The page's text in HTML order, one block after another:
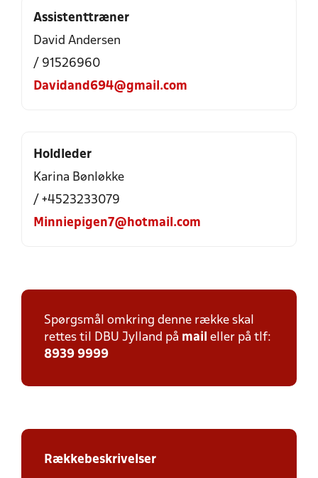
Assistenttræner
David Andersen
/ 91526960
Davidand694@gmail.com
Holdleder
Karina Bønløkke
/ +4523233079
Minniepigen7@hotmail.com
Spørgsmål omkring denne række skal
rettes til DBU Jylland på mail eller på tlf:
8939 9999
Rækkebeskrivelser